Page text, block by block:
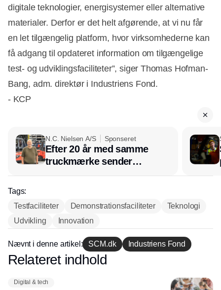
digitale teknologier, energisystemer eller alternative
materialer. Derfor er det helt afgørende, at vi nu får
en let tilgængelig platform, hvor virksomhederne kan
få adgang til opdateret information om tilgængelige
test- og udviklingsfaciliteter”, siger Thomas Hofman-
Bang, adm. direktør i Industriens Fond.
- KCP
N.C. Nielsen A/S Sponseret
Efter 20 år med samme
truckmærke sender
lagerchef stafetten videre
Tags:
Testfaciliteter
Demonstrationsfaciliteter
Teknologi
Udvikling
Innovation
Nævnt i denne artikel: SCM.dk Industriens Fond
Annonce
Relateret indhold
Digital & tech